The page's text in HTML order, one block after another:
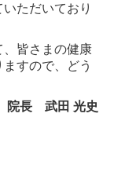
ただいており
皆さまの健康
すので、どう
院長 武田 光史